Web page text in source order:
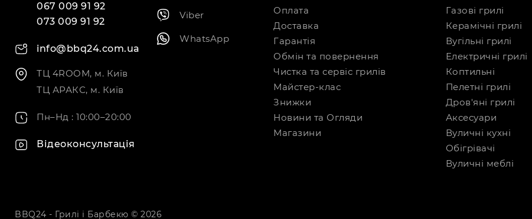
067 009 91 92
073 009 91 92
info@bbq24.com.ua
ТЦ 4ROOM, м. Київ
ТЦ АРАКС, м. Київ
Пн–Нд : 10:00–20:00
Відеоконсультація
Viber
WhatsApp
Оплата
Доставка
Гарантія
Обмін та повернення
Чистка та сервіс грилів
Майстер-клас
Знижки
Новини та Огляди
Магазини
Газові грилі
Керамічні грилі
Вугільні грилі
Електричні грилі
Коптильні
Пелетні грилі
Дров'яні грилі
Аксесуари
Вуличні кухні
Обігрівачі
Вуличні меблі
BBQ24 - Грилі і Барбекю © 2026